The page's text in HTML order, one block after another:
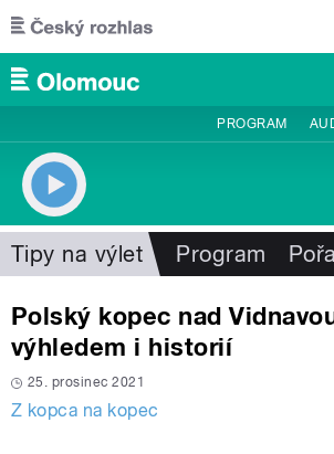
Přejít k hlavnímu obsahu
PROGRAM
Tipy na výlet Program
Polský kopec nad
výhledem i historií
25. prosinec 2021
Z kopca na kopec